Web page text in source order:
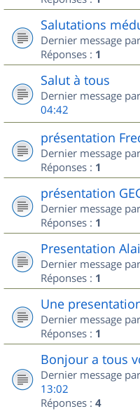
Salutations
Dernier message par
Réponses : 1
Salut à tous
Dernier message par
04:42
présentation
Dernier message par
Réponses : 1
présentation
Dernier message par
Réponses : 1
Presentation
Dernier message par
Réponses : 1
Une
Dernier message par
Réponses : 1
Bonjour a tous
Dernier message par
13:02
Réponses : 4